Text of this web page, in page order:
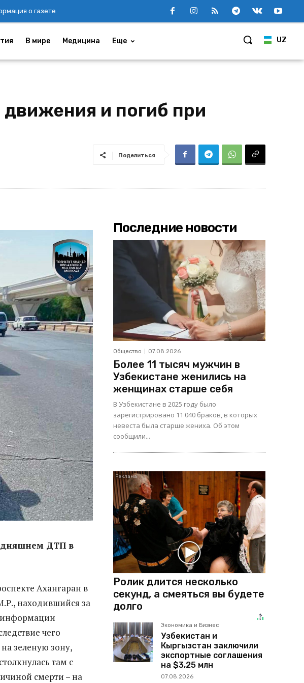
о газете
UZ
В мире Медицина Еще
и погиб при
Поделиться
ДТП в
Ахангаран в
находившийся за
информации
чего
зеленую зону,
там с
смерти – на
Последние новости
Общество 07.08.2026
Более 11 тысяч мужчин в
Узбекистане женились на
женщинах старше себя
В Узбекистане в 2025 году было
зарегистрировано 11 040 браков, в которых
невеста была старше жениха. Об этом
сообщили...
Ролик длится несколько
секунд, а смеяться вы будете
долго
Экономика и Бизнес
Узбекистан и
Кыргызстан заключили
экспортные соглашения
на $3,25 млн
07.08.2026